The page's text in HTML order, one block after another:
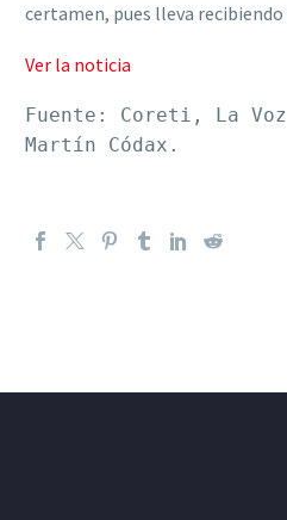
certamen, pues lleva recibiendo
Ver la noticia
Fuente: Coreti, La
Martín Códax.